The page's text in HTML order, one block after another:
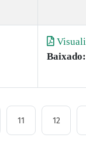
Baixado:
11 12